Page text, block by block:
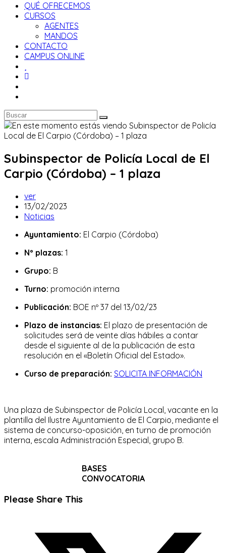
QUÉ OFRECEMOS
CURSOS
AGENTES
MANDOS
CONTACTO
CAMPUS ONLINE
Subinspector de Policía Local de El
Carpio (Córdoba) – 1 plaza
Autor
de
la
ver
Publicación
de
entrada:
13/02/2023
Categoría
la
Noticias
Ayuntamiento: El Carpio (Córdoba)
Nº plazas: 1
Grupo: B
Turno: promoción interna
Publicación: BOE nº 37 del 13/02/23
Plazo de instancias: El plazo de presentación de
solicitudes será de veinte días hábiles a contar
desde el siguiente al de la publicación de esta
resolución en el «Boletín Oficial del Estado».
Curso de preparación: SOLICITA INFORMACIÓN
Una plaza de Subinspector de Policía Local, vacante en la
plantilla del Ilustre Ayuntamiento de El Carpio, mediante el
sistema de concurso-oposición, en turno de promoción
interna, escala Administración Especial, grupo B.
BASES
CONVOCATORIA
Please Share ThisCompartir